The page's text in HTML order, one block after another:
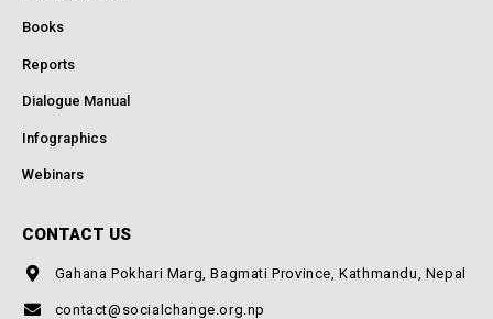
Books
Reports
Dialogue Manual
Infographics
Webinars
CONTACT US
Gahana Pokhari Marg, Bagmati Province, Kathmandu, Nepal
contact@socialchange.org.np